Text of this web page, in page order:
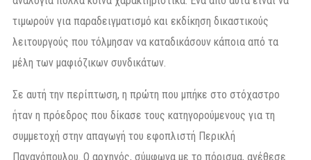
τιμωρούν για παραδειγματισμό και εκδίκηση δικαστικούς
λειτουργούς που τόλμησαν να καταδικάσουν κάποια από τα
μέλη των μαφιόζικων συνδικάτων.
Σε αυτή την περίπτωση, η πρώτη που μπήκε στο στόχαστρο
ήταν η πρόεδρος που δίκασε τους κατηγορούμενους για τη
συμμετοχή στην απαγωγή του εφοπλιστή Περικλή
Παναγόπουλου. Ο αρχηγός, σύμφωνα με το πόρισμα, ανέθεσε